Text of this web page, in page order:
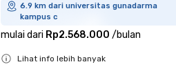
6.9 km dari universitas gunadarma
kampus c
mulai dari Rp2.568.000 /bulan
Lihat info lebih banyak